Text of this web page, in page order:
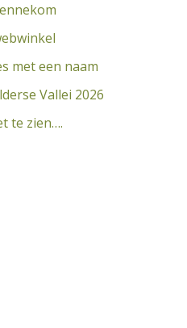
met een naam
Vallei 2026
te zien….